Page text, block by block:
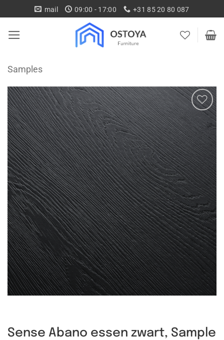
naar
inhoud
mail 09:00 - 17:00 +31 85 20 80 087
Samples
Toevoegen
aan
wenslijst
Sense Abano essen zwart, Sample